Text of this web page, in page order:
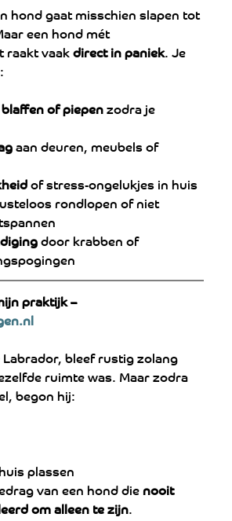
hond gaat misschien slapen tot
een hond mét
raakt vaak direct in paniek. Je
of piepen zodra je
aan deuren, meubels of
of stress-ongelukjes in huis
rondlopen of niet
door krabben of
praktijk –
bleef rustig zolang
ruimte was. Maar zodra
begon hij:
plassen
van een hond die nooit
om alleen te zijn.